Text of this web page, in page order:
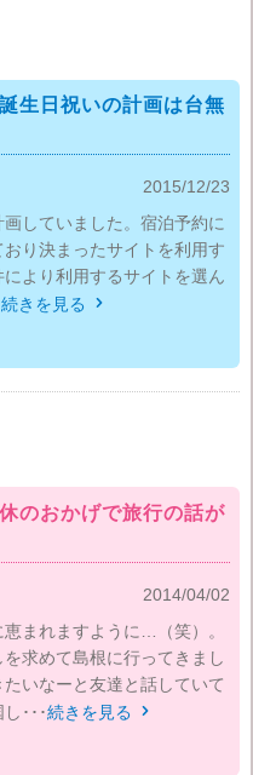
生日祝いの計画は台無
2015/12/23
していました。宿泊予約に
り決まったサイトを利用す
より利用するサイトを選ん
続きを見る 
のおかげで旅行の話が
2014/04/02
まれますように…（笑）。
求めて島根に行ってきまし
いなーと友達と話していて
･･･続きを見る 